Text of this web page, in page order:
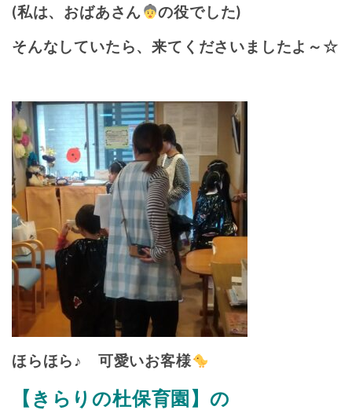
(私は、おばあさん
の役でした)
そんなしていたら、来てくださいましたよ～☆
ほらほら♪ 可愛いお客様
【きらりの杜保育園】の